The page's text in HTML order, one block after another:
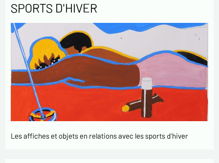
SPORTS D'HIVER
Les affiches et objets en relations avec les sports d'hiver